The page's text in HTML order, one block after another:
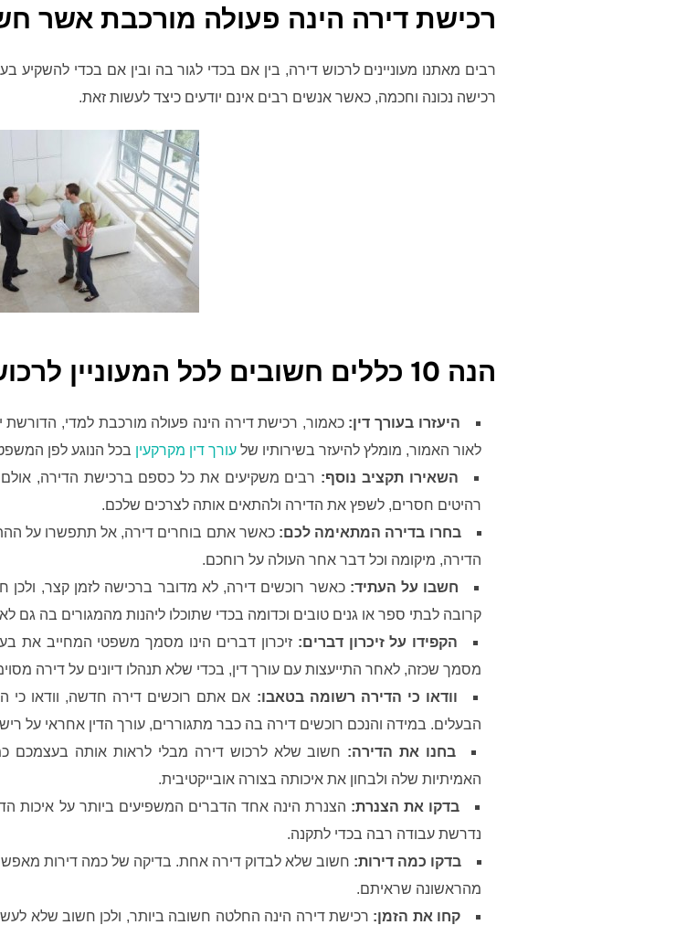
רכישת דירה הינה פעולה מורכבת אשר
רבים מאתנו מעוניינים לרכוש דירה, בין אם בכדי לגור בה ובין אם בכדי
רכישה נכונה וחכמה, כאשר אנשים רבים אינם יודעים כיצד לעשות זאת.
הנה 10 כללים חשובים לכל המעוניין לרכוש דירה
היעזרו בעורך דין:כאמור, רכישת דירה הינה פעולה מורכבת למדי,
לאור האמור, מומלץ להיעזר בשירותיו של עורך דין מקרקעין בכל הנוגע לפן
השאירו תקציב נוסף: רבים משקיעים את כל כספם ברכישת הדירה,
רהיטים חסרים, לשפץ את הדירה ולהתאים אותה לצרכים שלכם.
בחרו בדירה המתאימה לכם:כאשר אתם בוחרים דירה, אל תתפשרו על
הדירה, מיקומה וכל דבר אחר העולה על רוחכם.
חשבו על העתיד:כאשר רוכשים דירה, לא מדובר ברכישה לזמן קצר,
קרובה לבתי ספר או גנים טובים וכדומה בכדי שתוכלו ליהנות מהמגורים בה גם
הקפידו על זיכרון דברים:זיכרון דברים הינו מסמך משפטי המחייב את
מסמך שכזה, לאחר התייעצות עם עורך דין, בכדי שלא תנהלו דיונים על דירה
וודאו כי הדירה רשומה בטאבו: אם אתם רוכשים דירה חדשה, וודאו כי
הבעלים. במידה והנכם רוכשים דירה בה כבר מתגוררים, עורך הדין אחראי על
בחנו את הדירה: חשוב שלא לרכוש דירה מבלי לראות אותה בעצמכם
האמיתיות שלה ולבחון את איכותה בצורה אובייקטיבית.
בדקו את הצנרת: הצנרת הינה אחד הדברים המשפיעים ביותר על איכות
נדרשת עבודה רבה בכדי לתקנה.
בדקו כמה דירות: חשוב שלא לבדוק דירה אחת. בדיקה של כמה דירות
מהראשונה שראיתם.
קחו את הזמן: רכישת דירה הינה החלטה חשובה ביותר, ולכן חשוב שלא